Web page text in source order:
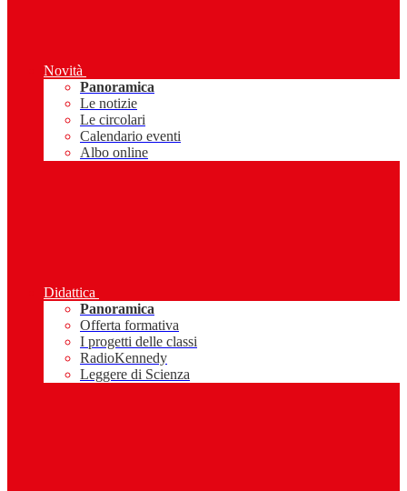
Novità
Panoramica
Le notizie
Le circolari
Calendario eventi
Albo online
Didattica
Panoramica
Offerta formativa
I progetti delle classi
RadioKennedy
Leggere di Scienza